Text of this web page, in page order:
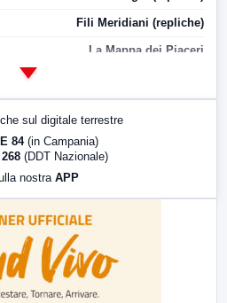
Fili Meridiani (repliche)
La Mappa dei Piaceri
sul digitale terrestre
84 (in Campania)
(DDT Nazionale)
nostra APP